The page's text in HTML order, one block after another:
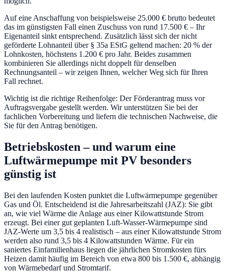
Auf eine Anschaffung von beispielsweise 25.000 € brutto bedeutet
das im günstigsten Fall einen Zuschuss von rund 17.500 € – Ihr
Eigenanteil sinkt entsprechend. Zusätzlich lässt sich der nicht
geförderte Lohnanteil über § 35a EStG geltend machen: 20 % der
Lohnkosten, höchstens 1.200 € pro Jahr. Beides zusammen
kombinieren Sie allerdings nicht doppelt für denselben
Rechnungsanteil – wir zeigen Ihnen, welcher Weg sich für Ihren
Fall rechnet.
Wichtig ist die richtige Reihenfolge: Der Förderantrag muss vor
Auftragsvergabe gestellt werden. Wir unterstützen Sie bei der
fachlichen Vorbereitung und liefern die technischen Nachweise, die
Sie für den Antrag benötigen.
Betriebskosten – und warum eine
Luftwärmepumpe mit PV besonders
günstig ist
Bei den laufenden Kosten punktet die Luftwärmepumpe gegenüber
Gas und Öl. Entscheidend ist die Jahresarbeitszahl (JAZ): Sie gibt
an, wie viel Wärme die Anlage aus einer Kilowattstunde Strom
erzeugt. Bei einer gut geplanten Luft-Wasser-Wärmepumpe sind
JAZ-Werte um 3,5 bis 4 realistisch – aus einer Kilowattstunde Strom
werden also rund 3,5 bis 4 Kilowattstunden Wärme. Für ein
saniertes Einfamilienhaus liegen die jährlichen Stromkosten fürs
Heizen damit häufig im Bereich von etwa 800 bis 1.500 €, abhängig
von Wärmebedarf und Stromtarif.